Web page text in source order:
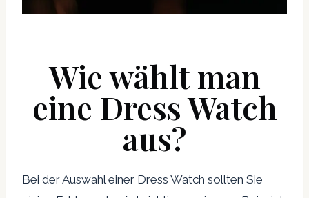
Wie wählt man
eine Dress Watch
aus?
Bei der Auswahl einer Dress Watch sollten Sie